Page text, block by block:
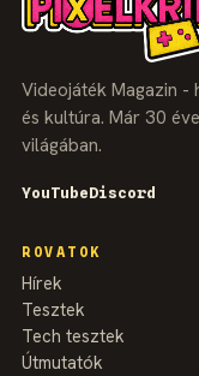
Videojáték Magazin -
és kultúra. Már 30
világában.
YouTubeDiscord
ROVATOK
Hírek
Tesztek
Tech tesztek
Útmutatók